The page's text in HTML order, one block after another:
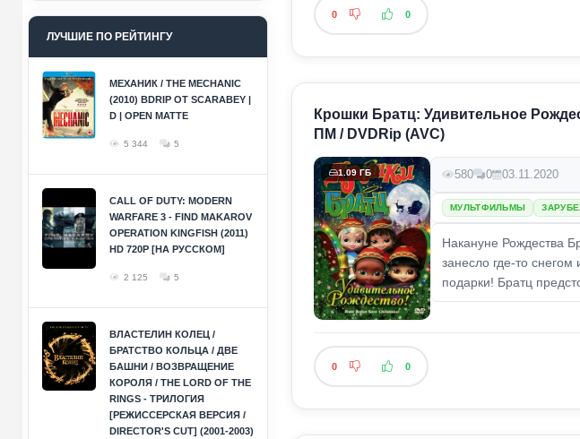
ЛУЧШИЕ ПО РЕЙТИНГУ
МЕХАНИК / THE MECHANIC
(2010) BDRIP ОТ SCARABEY |
D | OPEN MATTE
5 344 5
CALL OF DUTY: MODERN
WARFARE 3 - FIND MAKAROV
OPERATION KINGFISH (2011)
HD 720P [НА РУССКОМ]
2 125 5
ВЛАСТЕЛИН КОЛЕЦ /
БРАТСТВО КОЛЬЦА / ДВЕ
БАШНИ / ВОЗВРАЩЕНИЕ
КОРОЛЯ / THE LORD OF THE
RINGS - ТРИЛОГИЯ
[РЕЖИССЕРСКАЯ ВЕРСИЯ /
DIRECTOR'S CUT] (2001-2003)
0 0
Крошки Братц: Удивительное
ПМ / DVDRip (AVC)
1.09 ГБ 580 0 03.11.2020
МУЛЬТФИЛЬМЫ
Накануне Рождества
занесло где-то снегом
подарки! Братц
0 0